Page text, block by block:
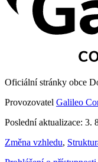
Oficiální stránky obce
Provozovatel Galileo
Poslední aktualizace: 3.
Změna vzhledu,